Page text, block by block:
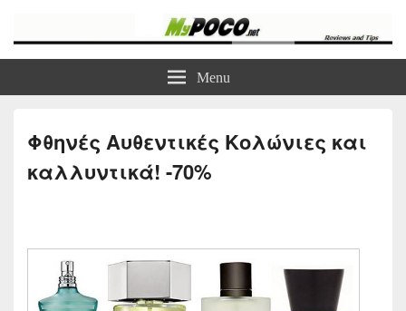
Τα καλύτερα Reviews , Συγκρίσεις , VPN , Webhosting
Menu
Φθηνές Αυθεντικές Κολώνιες και
καλλυντικά! -70%